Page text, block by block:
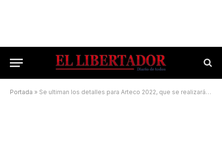
Portada » Se ultiman los detalles para Arteco 2022, que se realizará en la Ex Usina